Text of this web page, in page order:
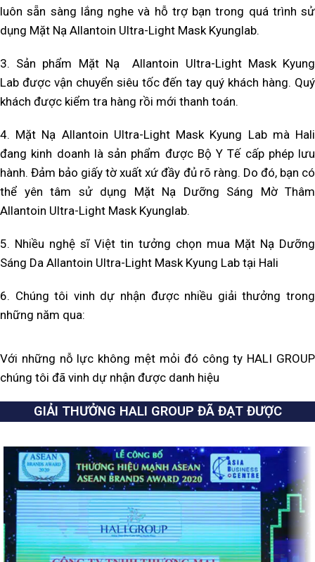
luôn sẵn sàng lắng nghe và hỗ trợ bạn trong quá trình sử
dụng Mặt Nạ Allantoin Ultra-Light Mask Kyunglab.
3. Sản phẩm Mặt Nạ
Allantoin Ultra-Light Mask Kyung
Lab được vận chuyển siêu tốc đến tay quý khách hàng. Quý
khách được kiểm tra hàng rồi mới thanh toán.
4. Mặt Nạ Allantoin Ultra-Light Mask Kyung Lab mà Hali
đang kinh doanh là sản phẩm được Bộ Y Tế cấp phép lưu
hành. Đảm bảo giấy tờ xuất xứ đầy đủ rõ ràng. Do đó, bạn có
thể yên tâm sử dụng Mặt Nạ Dưỡng Sáng Mờ Thâm
Allantoin Ultra-Light Mask Kyunglab.
5. Nhiều nghệ sĩ Việt tin tưởng chọn mua Mặt Nạ Dưỡng
Sáng Da Allantoin Ultra-Light Mask Kyung Lab tại Hali
6. Chúng tôi vinh dự nhận được nhiều giải thưởng trong
những năm qua:
Với những nỗ lực không mệt mỏi đó công ty HALI GROUP
chúng tôi đã vinh dự nhận được danh hiệu
GIẢI THƯỞNG HALI GROUP ĐÃ ĐẠT ĐƯỢC